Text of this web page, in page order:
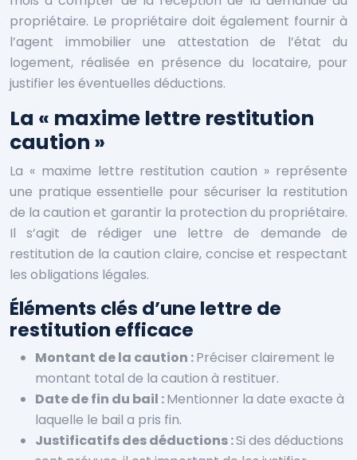
propriétaire. Le propriétaire doit également fournir à
l’agent immobilier une attestation de l’état du
logement, réalisée en présence du locataire, pour
justifier les éventuelles déductions.
La « maxime lettre restitution
caution »
La « maxime lettre restitution caution » représente
une pratique essentielle pour sécuriser la restitution
de la caution et garantir la protection du propriétaire.
Il s’agit de rédiger une lettre de demande de
restitution de la caution claire, concise et respectant
les obligations légales.
Éléments clés d’une lettre de
restitution efficace
Montant de la caution :Préciser clairement le
montant total de la caution à restituer.
Date de fin du bail :Mentionner la date exacte à
laquelle le bail a pris fin.
Justificatifs des déductions :Si des déductions